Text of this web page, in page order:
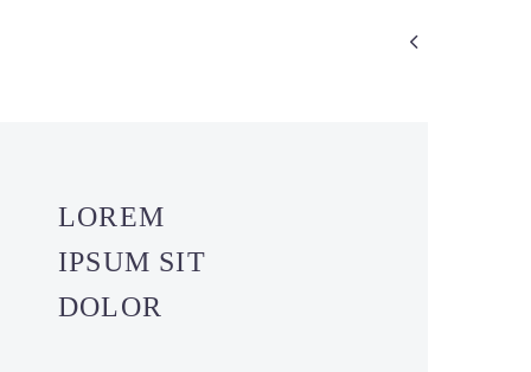

LOREM
IPSUM SIT
DOLOR